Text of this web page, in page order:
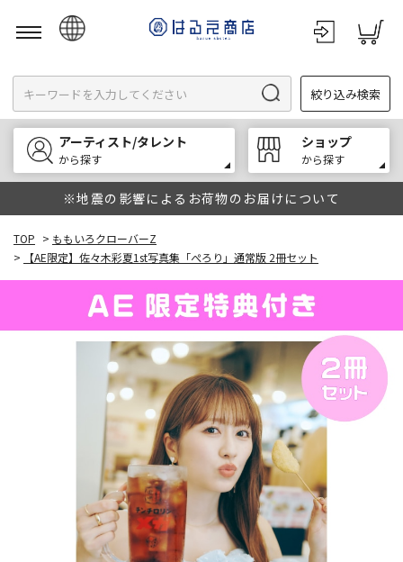
English
한국어
中文
絞り込み検索
アーティスト/タレント
から探す
ショップ
から探す
※地震の影響によるお荷物のお届けについて
TOP > ももいろクローバーZ
>
【AE限定】佐々木彩夏1st写真集「ぺろり」通常版 2冊セット